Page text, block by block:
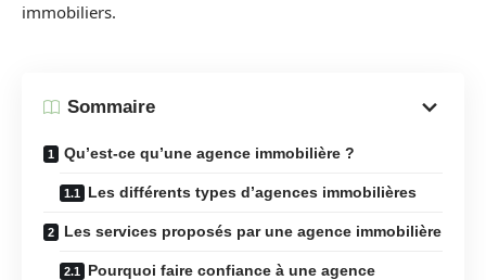
immobiliers.
Sommaire
Qu’est-ce qu’une agence immobilière ?
Les différents types d’agences immobilières
Les services proposés par une agence immobilière
Pourquoi faire confiance à une agence